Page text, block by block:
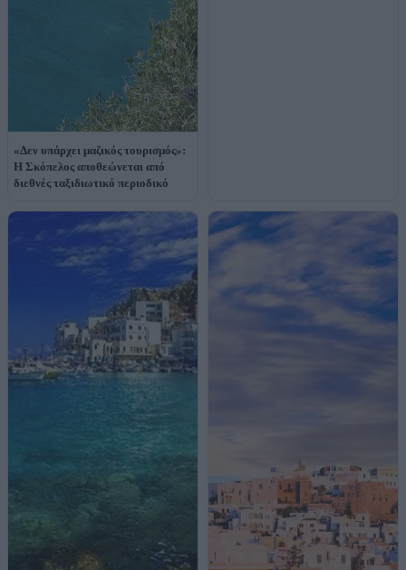
«Δεν υπάρχει μαζικός τουρισμός»:
Η Σκόπελος αποθεώνεται από
διεθνές ταξιδιωτικό περιοδικό